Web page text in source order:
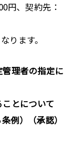
円、契約先：
ります。
理者の指定に
とについて
例）（承認）